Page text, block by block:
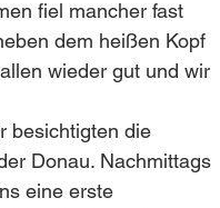
fiel mancher fast
dem heißen Kopf
wieder gut und wir
besichtigten die
Donau. Nachmittags
eine erste